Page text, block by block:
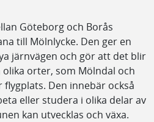
Göteborg och Borås
till Mölnlycke. Den ger en
järnvägen och gör att det blir
orter, som Mölndal och
Den innebär också
eller studera i olika delar av
kan utvecklas och växa.